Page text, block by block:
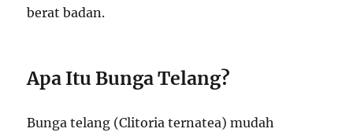
berat badan.
Apa Itu Bunga Telang?
Bunga telang (Clitoria ternatea) mudah